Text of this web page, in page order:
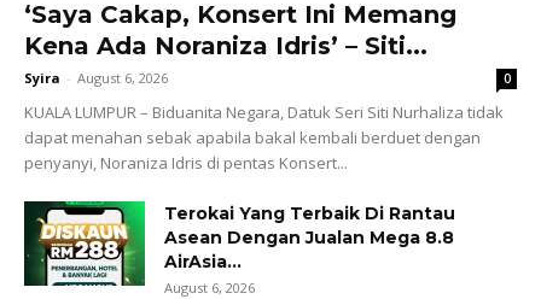
‘Saya Cakap, Konsert Ini Memang
Kena Ada Noraniza Idris’ – Siti...
Syira - August 6, 2026 0
KUALA LUMPUR – Biduanita Negara, Datuk Seri Siti Nurhaliza tidak
dapat menahan sebak apabila bakal kembali berduet dengan
penyanyi, Noraniza Idris di pentas Konsert...
Terokai Yang Terbaik Di Rantau
Asean Dengan Jualan Mega 8.8
AirAsia...
August 6, 2026